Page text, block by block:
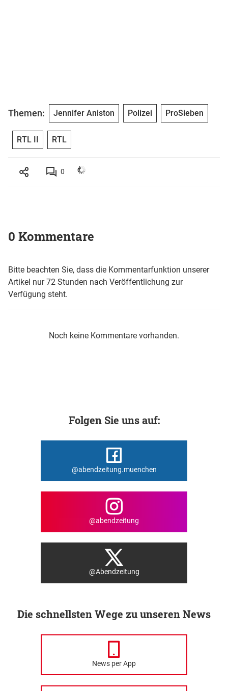
Themen: Jennifer Aniston Polizei ProSieben
RTL II RTL
0
0 Kommentare
Bitte beachten Sie, dass die Kommentarfunktion unserer
Artikel nur 72 Stunden nach Veröffentlichung zur
Verfügung steht.
Noch keine Kommentare vorhanden.
Folgen Sie uns auf:
@abendzeitung.muenchen
@abendzeitung
@Abendzeitung
Die schnellsten Wege zu unseren News
News per App